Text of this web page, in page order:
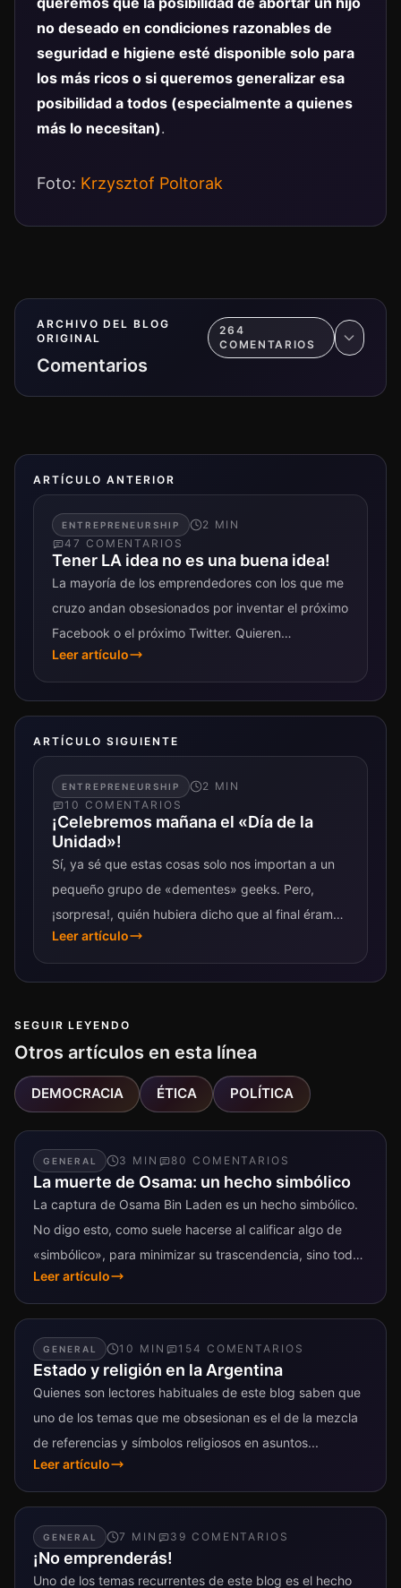
no deseado en condiciones razonables de
seguridad e higiene esté disponible solo para
los más ricos o si queremos generalizar esa
posibilidad a todos (especialmente a quienes
más lo necesitan).
Foto: Krzysztof Poltorak
ARCHIVO DEL BLOG
ORIGINAL
Comentarios
264
COMENTARIOS
ARTÍCULO ANTERIOR
ENTREPRENEURSHIP 2 MIN
47 COMENTARIO S
Tener LA idea no es una buena idea!
La mayoría de los emprendedores con los que me
cruzo andan obsesionados por inventar el próximo
Facebook o el próximo Twitter. Quieren
desesperadamente inspirarse, encontrar la
respuesta y...
Leer artículo
ARTÍCULO SIGUIENTE
ENTREPRENEURSHIP 2 MIN
10 COMENTARIO S
¡Celebremos mañana el «Día de la
Unidad»!
Sí, ya sé que estas cosas solo nos importan a un
pequeño grupo de «dementes» geeks. Pero,
¡sorpresa!, quién hubiera dicho que al final éramos
tantos los locos...
Leer artículo
SEGUIR LEYENDO
Otros artículos en esta línea
DEMOCRACIA ÉTICA POLÍTICA
GENERAL 3 MIN 80 COMENTARIO S
La muerte de Osama: un hecho simbólico
La captura de Osama Bin Laden es un hecho simbólico.
No digo esto, como suele hacerse al calificar algo de
«simbólico», para minimizar su trascendencia, sino todo
lo...
Leer artículo
GENERAL 10 MIN 154 COMENTARIO S
Estado y religión en la Argentina
Quienes son lectores habituales de este blog saben que
uno de los temas que me obsesionan es el de la mezcla
de referencias y símbolos religiosos en asuntos...
Leer artículo
GENERAL 7 MIN 39 COMENTARIO S
¡No emprenderás!
Uno de los temas recurrentes de este blog es el hecho